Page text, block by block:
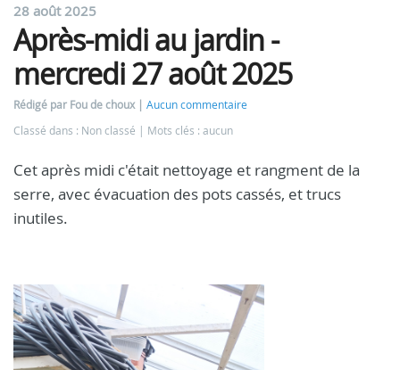
28 août 2025
Après-midi au jardin -
mercredi 27 août 2025
Rédigé par Fou de choux
Aucun commentaire
Classé dans : Non classé
Mots clés : aucun
Cet après midi c'était nettoyage et rangment de la
serre, avec évacuation des pots cassés, et trucs
inutiles.